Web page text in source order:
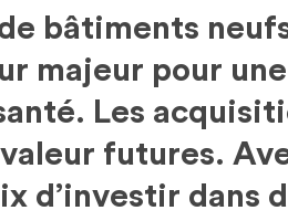
bâtiments
majeur pour
Les
futures.
d’investir dans